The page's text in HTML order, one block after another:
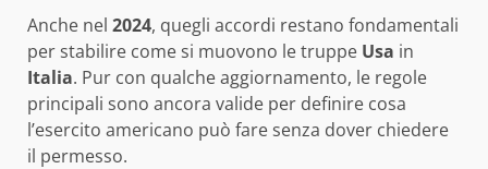
Anche nel 2024, quegli accordi restano fondamentali
per stabilire come si muovono le truppe Usa in
Italia. Pur con qualche aggiornamento, le regole
principali sono ancora valide per definire cosa
l’esercito americano può fare senza dover chiedere
il permesso.